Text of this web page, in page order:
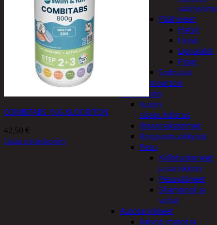
Päähineet
Hatut
Huivit
Lippalakit
Pipot
Sadeasut
Auto, vene ja moottori
Autonhoito
Auton
sisäpuhdistus
Ilmanraikastimet
Korjausmaalikynät
Pesu
Kiillotuskoneet
ja tarvikkeet
Pesuvälineet
Shampoot ja
vahat
Autotarvikkeet
Kalvot, matot ja
COMBITABS 1KG KLOORITON
42,50 €
Lisää ostoskoriin